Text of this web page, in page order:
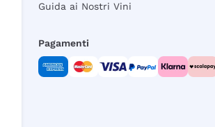
Guida ai Nostri Vini
Pagamenti